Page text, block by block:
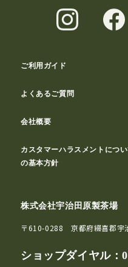
ご利用ガイド
よくあるご質問
会社概要
カスタマーハラスメントについ
の基本方針
株式会社宇治田原製茶場
〒610-0288 京都府綴喜郡宇
ショップダイヤル：